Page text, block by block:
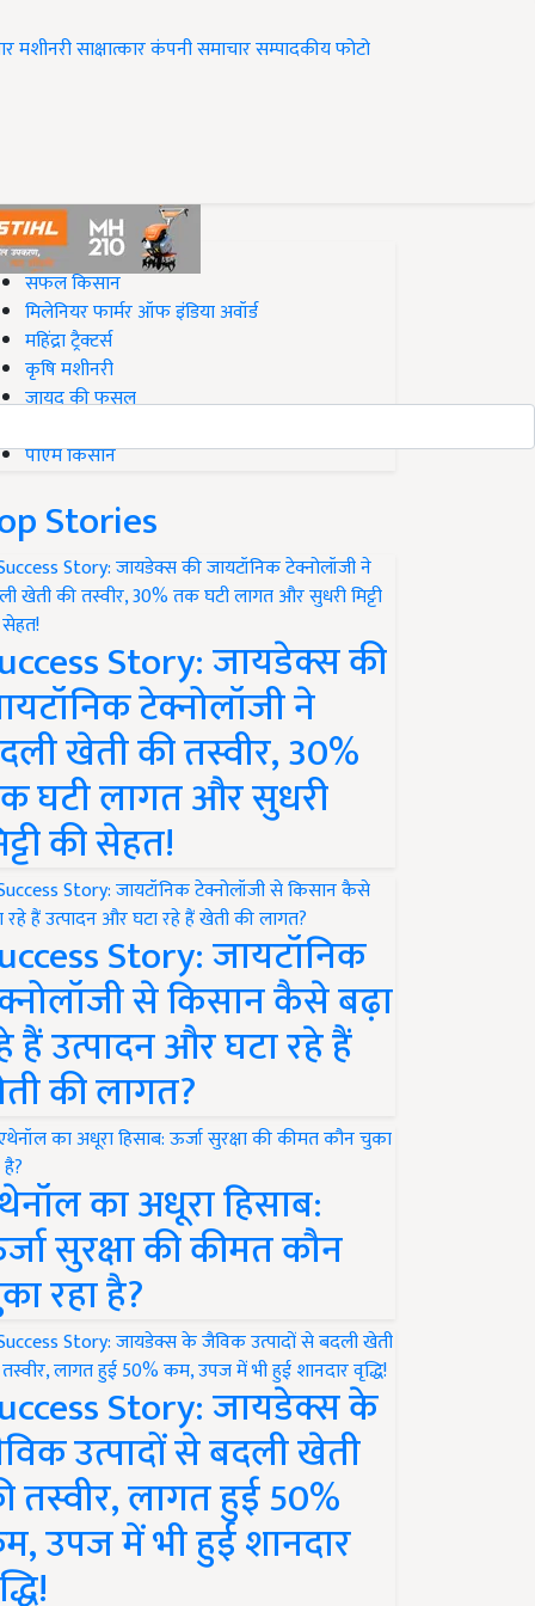
मशीनरीसाक्षात्कारकंपनी समाचारसम्पादकीयफोटो
on Krishi Jagran
सफल किसान
मिलेनियर फार्मर ऑफ इंडिया अवॉर्ड
महिंद्रा ट्रैक्टर्स
कृषि मशीनरी
जायद की फसल
पीएम किसान
Stories
Story: जायडेक्स की
टेक्नोलॉजी ने
खेती की तस्वीर, 30%
घटी लागत और सुधरी
की सेहत!
Story: जायटॉनिक
से किसान कैसे बढ़ा
हैं उत्पादन और घटा रहे हैं
की लागत?
का अधूरा हिसाब:
सुरक्षा की कीमत कौन
रहा है?
Story: जायडेक्स के
उत्पादों से बदली खेती
तस्वीर, लागत हुई 50%
उपज में भी हुई शानदार